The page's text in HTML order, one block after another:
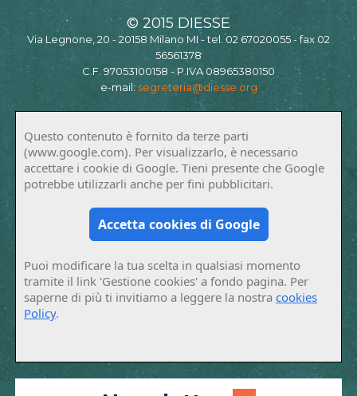
© 2015 DIESSE
Via Legnone, 20 - 20158 Milano MI - tel. 02 67020055 - fax 02
56561378
C.F. 97053100158 - P.IVA 08965380150
e-mail: segreteria@diesse.org
Questo contenuto è fornito da terze parti
(www.google.com). Per visualizzarlo, è necessario
accettare i cookie di Google. Tieni presente che Google
potrebbe utilizzarli anche per fini pubblicitari.
Accetta cookies di Google
Puoi modificare la tua scelta in qualsiasi momento
tramite il link 'Gestione cookies' a fondo pagina. Per
saperne di più ti invitiamo a leggere la nostracookies
Policy.